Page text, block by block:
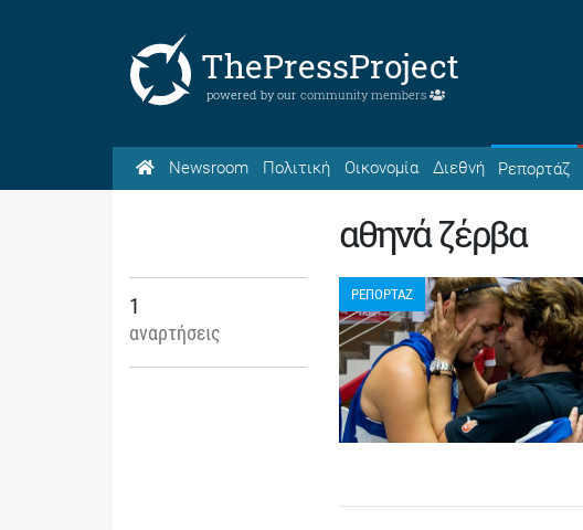
ThePressProject
powered by our community members
Newsroom Πολιτική Οικονομία Διεθνή Ρεπορτάζ
αθηνά ζέρβα
1
αναρτήσεις
ΡΕΠΟΡΤΑΖ